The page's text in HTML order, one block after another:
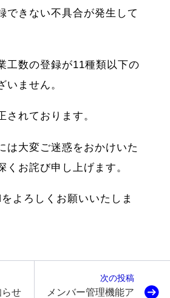
できない不具合が発生して
工数の登録が11種類以下の
いません。
されております。
は大変ご迷惑をおかけいた
くお詫び申し上げます。
よろしくお願いいたしま
せ
次の投稿
メンバー管理機能ア